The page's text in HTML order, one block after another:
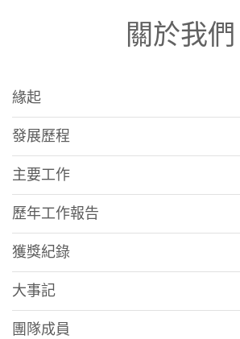
關於我們
緣起
發展歷程
主要工作
歷年工作報告
獲獎紀錄
大事記
團隊成員